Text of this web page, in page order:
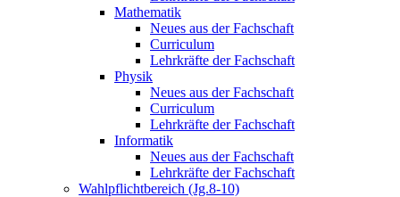
Mathematik
Neues aus der Fachschaft
Curriculum
Lehrkräfte der Fachschaft
Physik
Neues aus der Fachschaft
Curriculum
Lehrkräfte der Fachschaft
Informatik
Neues aus der Fachschaft
Lehrkräfte der Fachschaft
Wahlpflichtbereich (Jg.8-10)